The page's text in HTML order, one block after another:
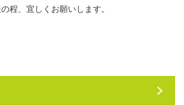
程、宜しくお願いします。